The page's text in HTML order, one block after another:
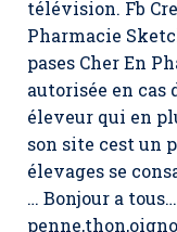
télévision. Fb
Pharmacie
pases Cher En
autorisée en cas
éleveur qui en
son site cest un
élevages se
… Bonjour a